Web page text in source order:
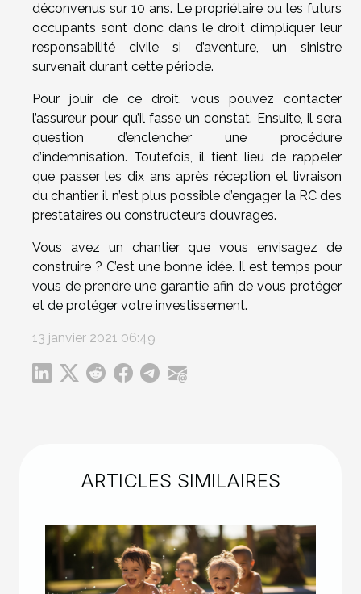
ARTICLES SIMILAIRES
déconvenus sur 10 ans. Le propriétaire ou les futurs
occupants sont donc dans le droit d’impliquer leur
responsabilité civile si d’aventure, un sinistre
survenait durant cette période.
Pour jouir de ce droit, vous pouvez contacter
l’assureur pour qu’il fasse un constat. Ensuite, il sera
question d’enclencher une procédure
d’indemnisation. Toutefois, il tient lieu de rappeler
que passer les dix ans après réception et livraison
du chantier, il n’est plus possible d’engager la RC des
prestataires ou constructeurs d’ouvrages.
Vous avez un chantier que vous envisagez de
construire ? C’est une bonne idée. Il est temps pour
vous de prendre une garantie afin de vous protéger
et de protéger votre investissement.
13 janvier 2021 06:49